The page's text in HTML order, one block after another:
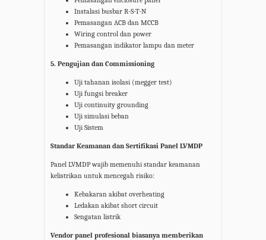
Instalasi busbar R-S-T-N
Pemasangan ACB dan MCCB
Wiring control dan power
Pemasangan indikator lampu dan meter
5. Pengujian dan Commissioning
Uji tahanan isolasi (megger test)
Uji fungsi breaker
Uji continuity grounding
Uji simulasi beban
Uji Sistem
Standar Keamanan dan Sertifikasi Panel LVMDP
Panel LVMDP wajib memenuhi standar keamanan
kelistrikan untuk mencegah risiko:
Kebakaran akibat overheating
Ledakan akibat short circuit
Sengatan listrik
Vendor panel profesional biasanya memberikan